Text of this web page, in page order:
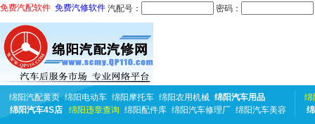
免费汽配软件 免费汽修软件 汽配号： 密码：
绵阳汽配黄页 绵阳电动车 绵阳摩托车 绵阳农用机械 绵阳汽车用品
绵阳汽车4S店
绵阳违章查询 绵阳配件库 绵阳汽车修理厂 绵阳汽车美容
绵